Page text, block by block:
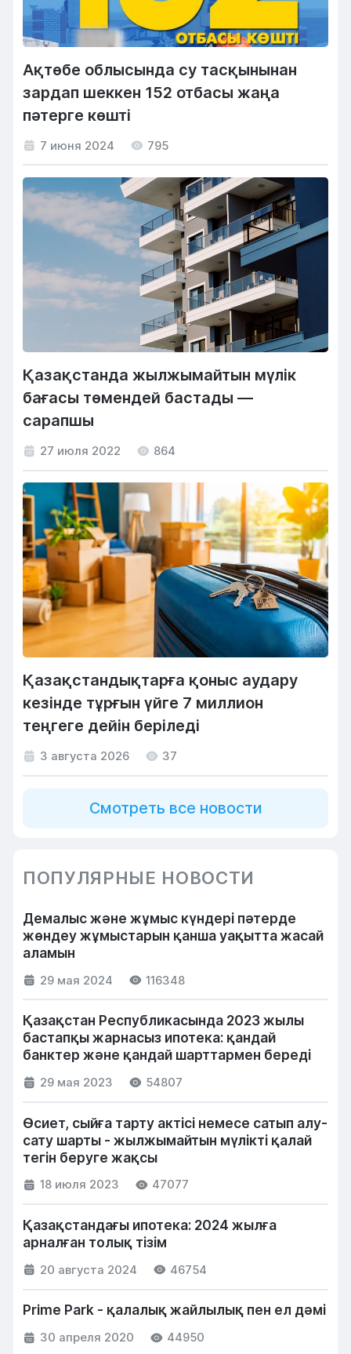
Ақтөбе облысында су тасқынынан
зардап шеккен 152 отбасы жаңа
пәтерге көшті
7 июня 2024 795
Қазақстанда жылжымайтын мүлік
бағасы төмендей бастады —
сарапшы
27 июля 2022 864
Қазақстандықтарға қоныс аудару
кезінде тұрғын үйге 7 миллион
теңгеге дейін беріледі
3 августа 2026 37
Смотреть все новости
ПОПУЛЯРНЫЕ НОВОСТИ
Демалыс және жұмыс күндері пәтерде
жөндеу жұмыстарын қанша уақытта жасай
аламын
29 мая 2024 116348
Қазақстан Республикасында 2023 жылы
бастапқы жарнасыз ипотека: қандай
банктер және қандай шарттармен береді
29 мая 2023 54807
Өсиет, сыйға тарту актісі немесе сатып алу-
сату шарты - жылжымайтын мүлікті қалай
тегін беруге жақсы
18 июля 2023 47077
Қазақстандағы ипотека: 2024 жылға
арналған толық тізім
20 августа 2024 46754
Prime Park - қалалық жайлылық пен ел дәмі
30 апреля 2020 44950